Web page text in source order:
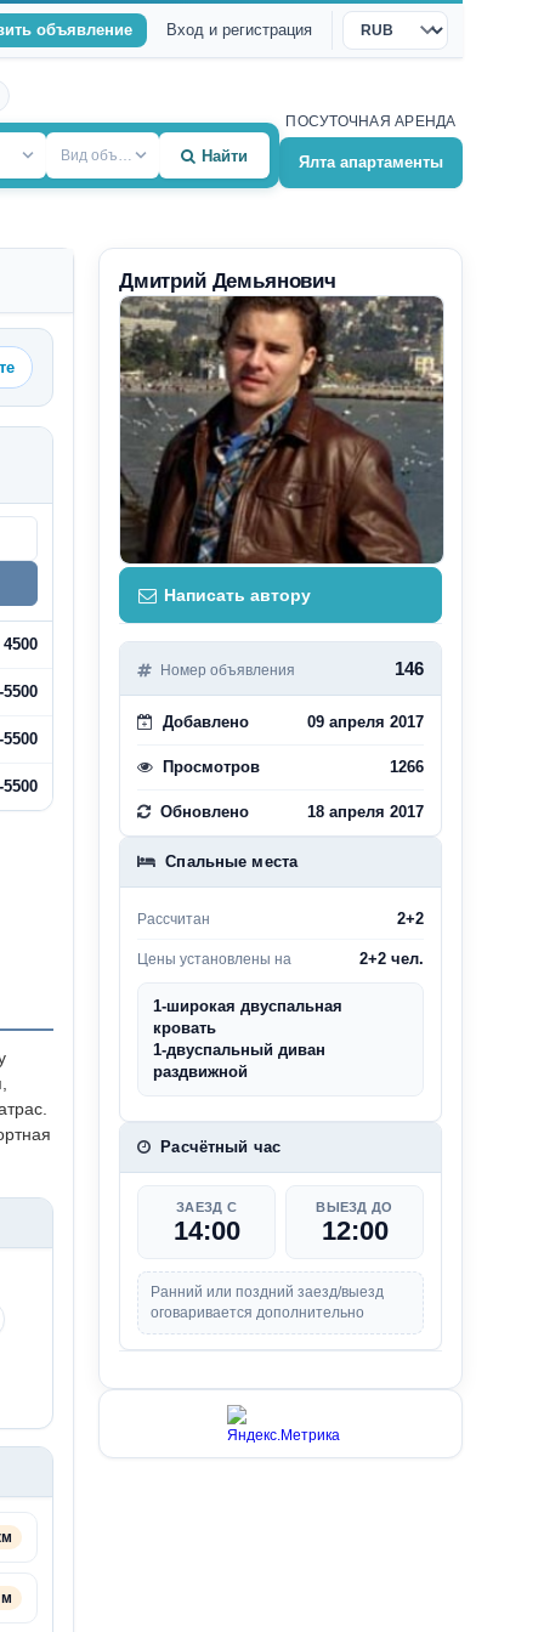
объявление Вход и регистрация
Валюта
Вид объекта Найти
ПОСУТОЧНАЯ АРЕНДА
Ялта апартаменты
4500
5500
5500
5500
м
Дмитрий Демьянович
Написать автору
Номер объявления 146
Добавлено 09 апреля 2017
Просмотров 1266
Обновлено 18 апреля 2017
Спальные места
Рассчитан 2+2
Цены установлены на 2+2 чел.
1-широкая двуспальная
кровать
1-двуспальный диван
раздвижной
Расчётный час
ЗАЕЗД С
14:00
ВЫЕЗД ДО
12:00
Ранний или поздний заезд/выезд
оговаривается дополнительно